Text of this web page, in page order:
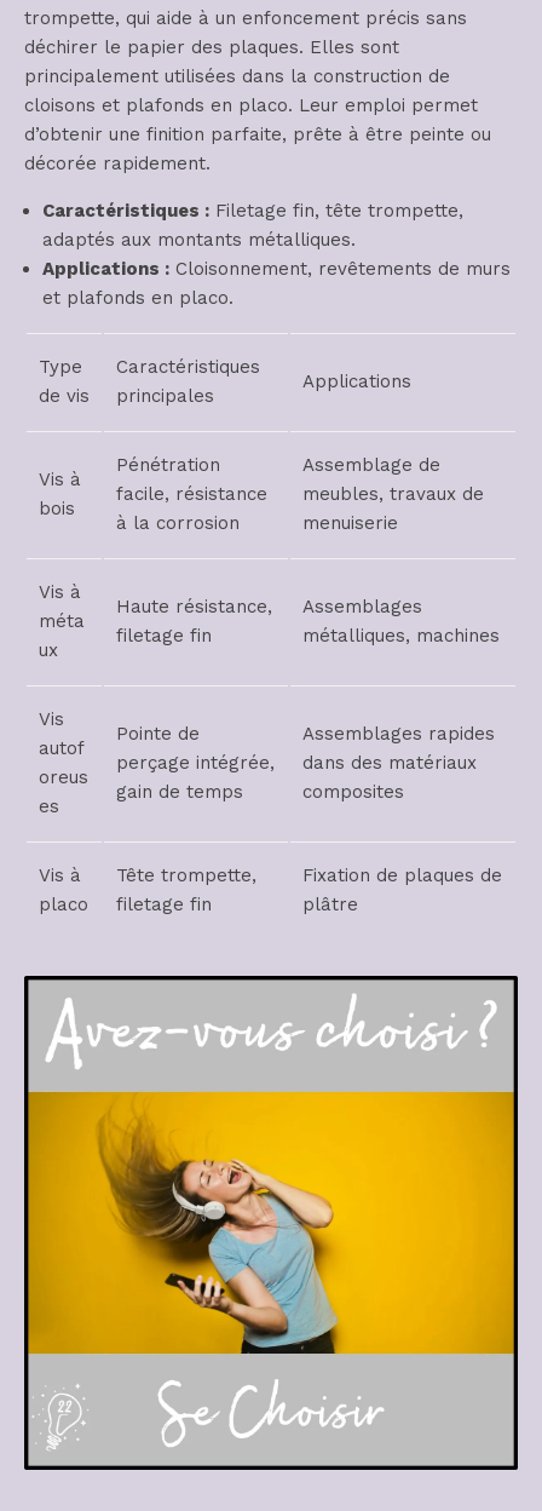
trompette, qui aide à un enfoncement précis sans
déchirer le papier des plaques. Elles sont
principalement utilisées dans la construction de
cloisons et plafonds en placo. Leur emploi permet
d’obtenir une finition parfaite, prête à être peinte ou
décorée rapidement.
Caractéristiques : Filetage fin, tête trompette,
adaptés aux montants métalliques.
Applications : Cloisonnement, revêtements de murs
et plafonds en placo.
Type
de vis
Caractéristiques
principales
Applications
Vis à
bois
Pénétration
facile, résistance
à la corrosion
Assemblage de
meubles, travaux de
menuiserie
Vis à
méta
ux
Haute résistance,
filetage fin
Assemblages
métalliques, machines
Vis
autof
oreus
es
Pointe de
perçage intégrée,
gain de temps
Assemblages rapides
dans des matériaux
composites
Vis à
placo
Tête trompette,
filetage fin
Fixation de plaques de
plâtre